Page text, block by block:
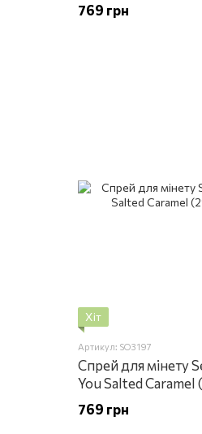
769 грн
Хіт
Артикул: SO3197
Спрей для мінету
You Salted Caramel
769 грн